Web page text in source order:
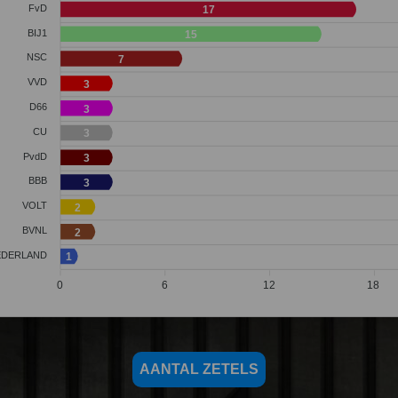
FvD
BIJ1
NSC
VVD
D66
CU
PvdD
BBB
VOLT
BVNL
18
12
6
0
17
15
7
3
3
3
3
3
2
2
1
AANTAL ZETELS